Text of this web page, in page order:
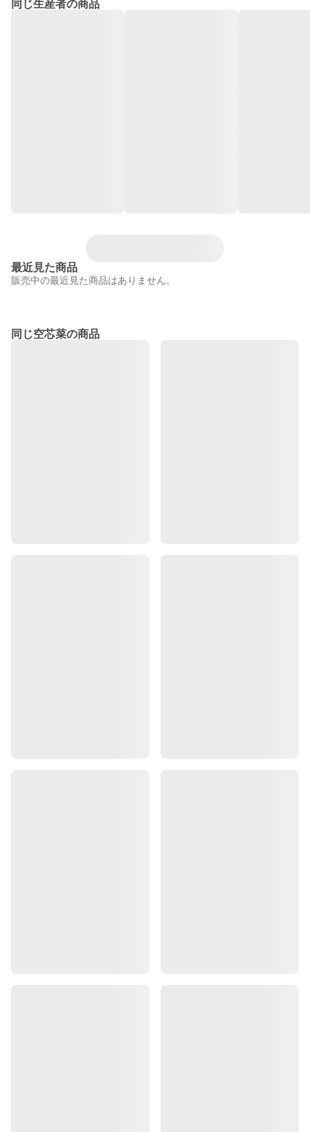
同じ生産者の商品
最近見た商品
販売中の最近見た商品はありません。
同じ空芯菜の商品